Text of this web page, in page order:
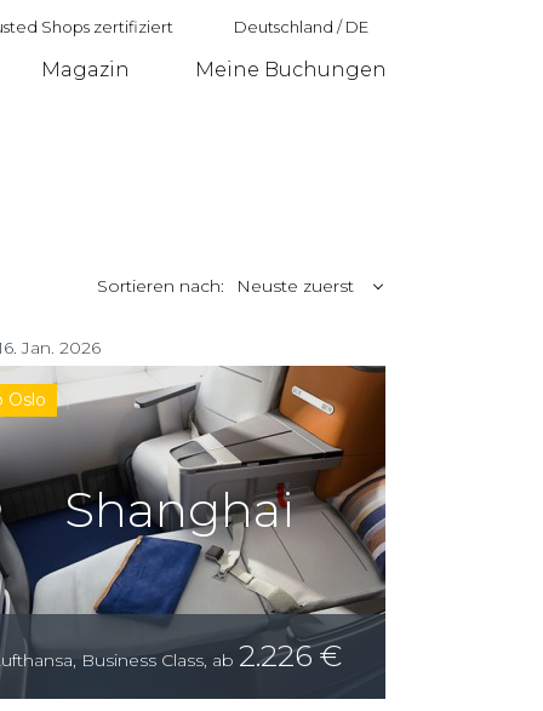
Shops zertifiziert Deutschland /DE
Magazin Meine Buchungen
Sortieren nach: Neuste zuerst
Jan. 2026
Oslo
Shanghai
, Business Class, ab 2.226 €